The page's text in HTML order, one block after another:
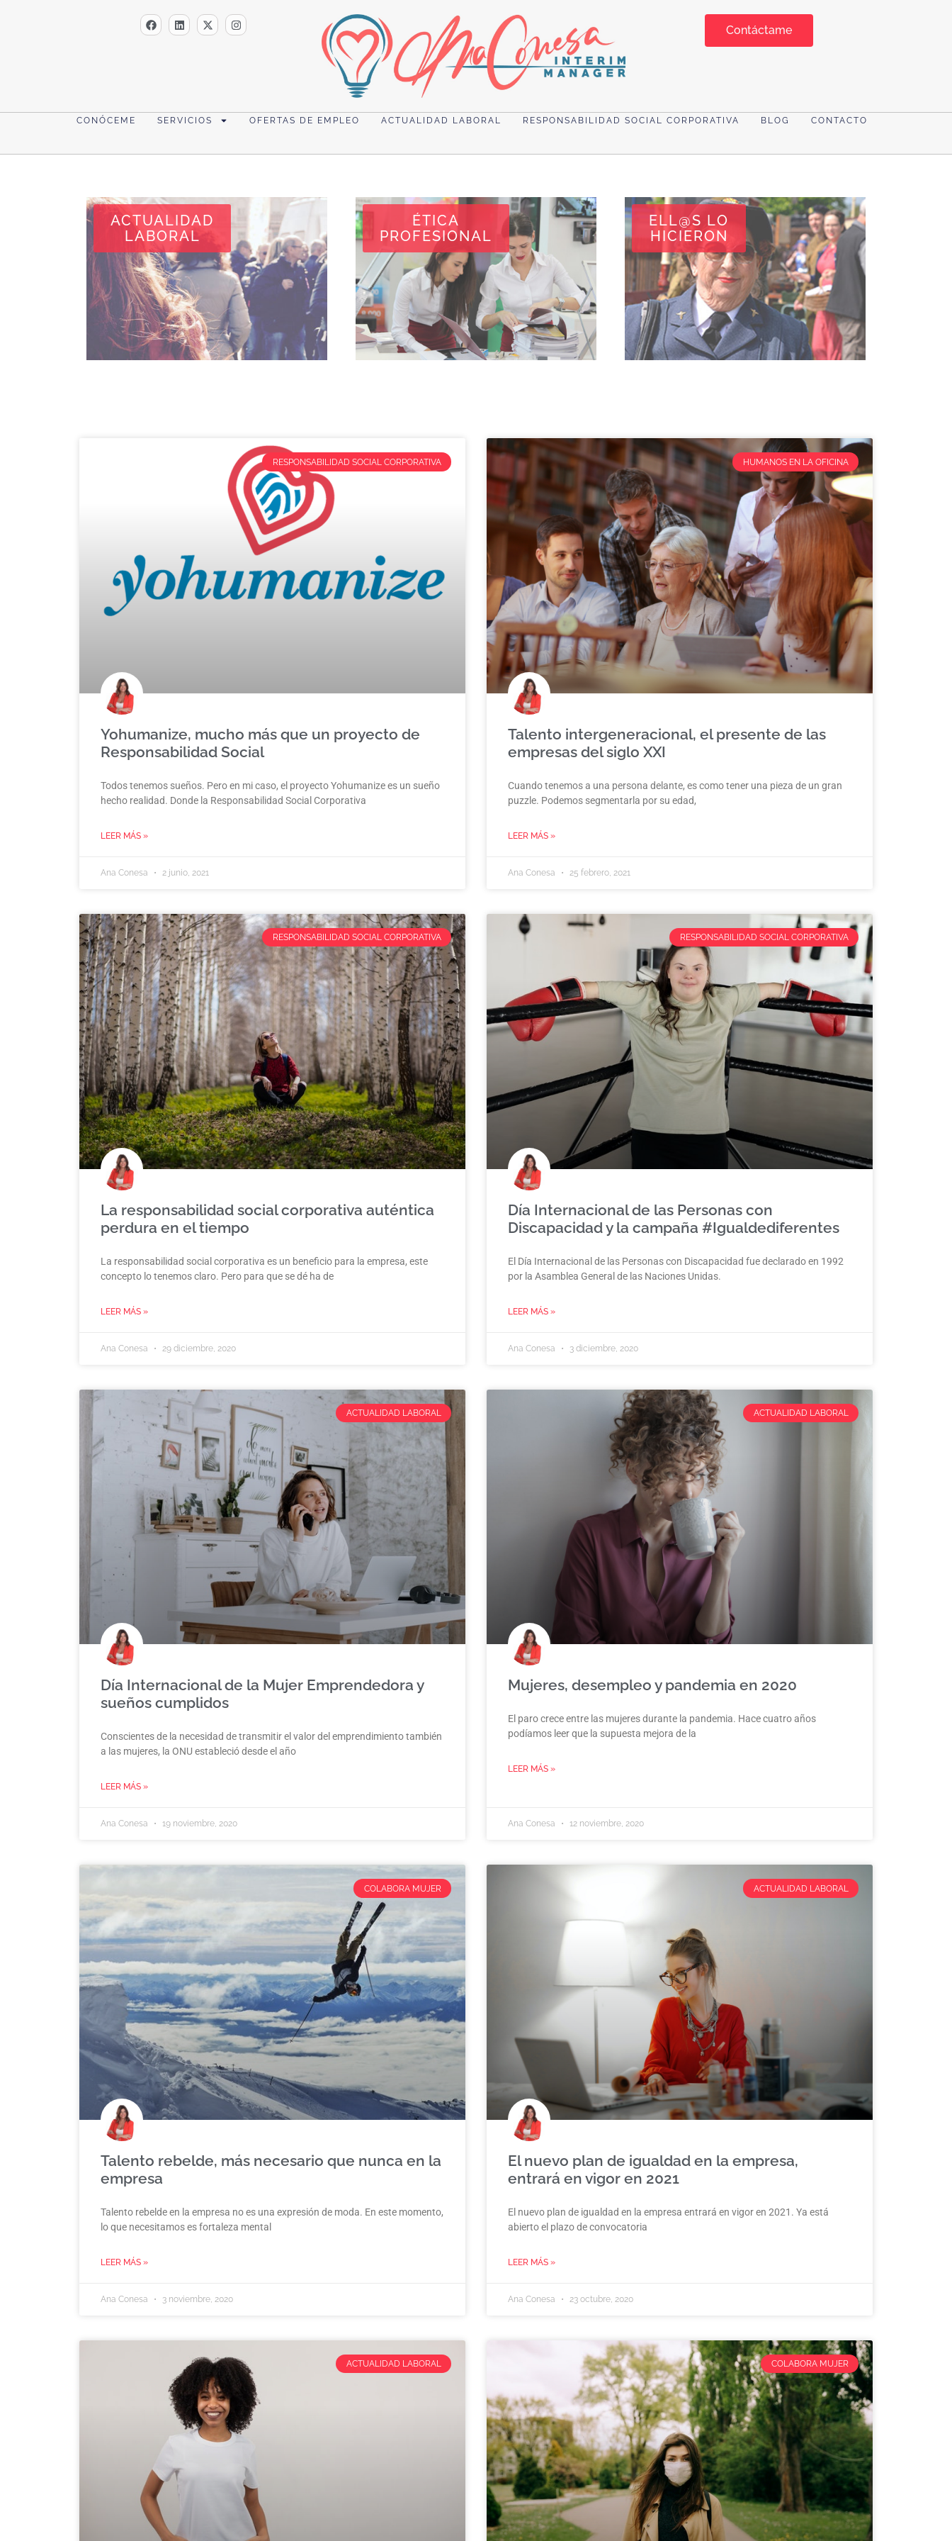
Contáctame
CONÓCEME SERVICIOS OFERTAS DE EMPLEO ACTUALIDAD LABORAL RESPONSABILIDAD SOCIAL CORPORATIVA BLOG CONTACTO
ACTUALIDAD
LABORAL
ÉTICA
PROFESIONAL
ELL@S LO
HICIERON
RESPONSABILIDAD SOCIAL CORPORATIVA
Yohumanize, mucho más que un proyecto de
Responsabilidad Social
Todos tenemos sueños. Pero en mi caso, el proyecto Yohumanize es un sueño
hecho realidad. Donde la Responsabilidad Social Corporativa
LEER MÁS »
Ana Conesa 2 junio, 2021
HUMANOS EN LA OFICINA
Talento intergeneracional, el presente de las
empresas del siglo XXI
Cuando tenemos a una persona delante, es como tener una pieza de un gran
puzzle. Podemos segmentarla por su edad,
LEER MÁS »
Ana Conesa 25 febrero, 2021
RESPONSABILIDAD SOCIAL CORPORATIVA
La responsabilidad social corporativa auténtica
perdura en el tiempo
La responsabilidad social corporativa es un beneficio para la empresa, este
concepto lo tenemos claro. Pero para que se dé ha de
LEER MÁS »
Ana Conesa 29 diciembre, 2020
RESPONSABILIDAD SOCIAL CORPORATIVA
Día Internacional de las Personas con
Discapacidad y la campaña #Igualdediferentes
El Día Internacional de las Personas con Discapacidad fue declarado en 1992
por la Asamblea General de las Naciones Unidas.
LEER MÁS »
Ana Conesa 3 diciembre, 2020
ACTUALIDAD LABORAL
Día Internacional de la Mujer Emprendedora y
sueños cumplidos
Conscientes de la necesidad de transmitir el valor del emprendimiento también
a las mujeres, la ONU estableció desde el año
LEER MÁS »
Ana Conesa 19 noviembre, 2020
ACTUALIDAD LABORAL
Mujeres, desempleo y pandemia en 2020
El paro crece entre las mujeres durante la pandemia. Hace cuatro años
podíamos leer que la supuesta mejora de la
LEER MÁS »
Ana Conesa 12 noviembre, 2020
COLABORA MUJER
Talento rebelde, más necesario que nunca en la
empresa
Talento rebelde en la empresa no es una expresión de moda. En este momento,
lo que necesitamos es fortaleza mental
LEER MÁS »
Ana Conesa 3 noviembre, 2020
ACTUALIDAD LABORAL
El nuevo plan de igualdad en la empresa,
entrará en vigor en 2021
El nuevo plan de igualdad en la empresa entrará en vigor en 2021. Ya está
abierto el plazo de convocatoria
LEER MÁS »
Ana Conesa 23 octubre, 2020
ACTUALIDAD LABORAL COLABORA MUJER